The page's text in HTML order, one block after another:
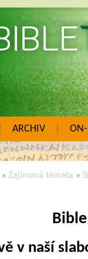
ARCHIV
»Zajímavá témata »
v naší